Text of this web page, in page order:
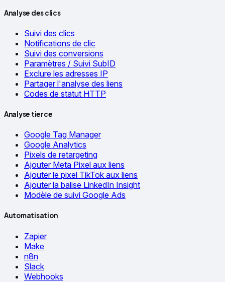
Analyse des clics
Suivi des clics
Notifications de clic
Suivi des conversions
Paramètres / Suivi SubID
Exclure les adresses IP
Partager l'analyse des liens
Codes de statut HTTP
Analyse tierce
Google Tag Manager
Google Analytics
Pixels de retargeting
Ajouter Meta Pixel aux liens
Ajouter le pixel TikTok aux liens
Ajouter la balise LinkedIn Insight
Modèle de suivi Google Ads
Automatisation
Zapier
Make
n8n
Slack
Webhooks